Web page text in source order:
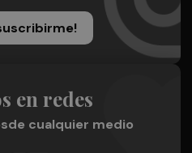
en redes
cualquier medio